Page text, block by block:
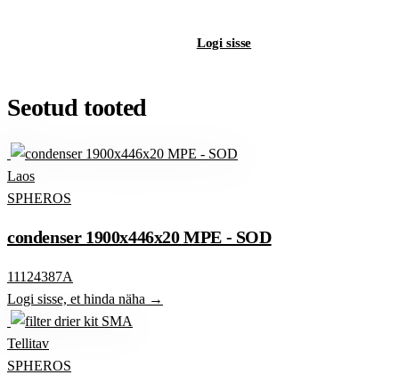
Logi sisse
Seotud tooted
Laos
SPHEROS
condenser 1900x446x20 MPE - SOD
11124387A
Logi sisse, et hinda näha →
Tellitav
SPHEROS